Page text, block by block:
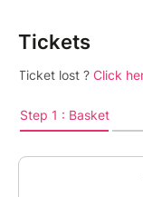
Tickets